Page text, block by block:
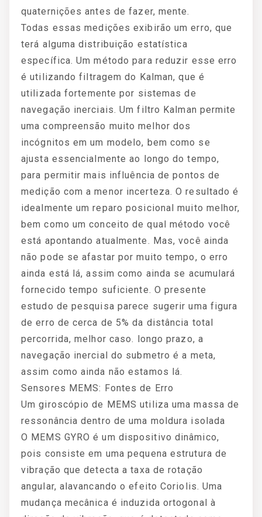
quaternições antes de fazer, mente.
Todas essas medições exibirão um erro, que
terá alguma distribuição estatística
específica. Um método para reduzir esse erro
é utilizando filtragem do Kalman, que é
utilizada fortemente por sistemas de
navegação inerciais. Um filtro Kalman permite
uma compreensão muito melhor dos
incógnitos em um modelo, bem como se
ajusta essencialmente ao longo do tempo,
para permitir mais influência de pontos de
medição com a menor incerteza. O resultado é
idealmente um reparo posicional muito melhor,
bem como um conceito de qual método você
está apontando atualmente. Mas, você ainda
não pode se afastar por muito tempo, o erro
ainda está lá, assim como ainda se acumulará
fornecido tempo suficiente. O presente
estudo de pesquisa parece sugerir uma figura
de erro de cerca de 5% da distância total
percorrida, melhor caso. longo prazo, a
navegação inercial do submetro é a meta,
assim como ainda não estamos lá.
Sensores MEMS: Fontes de Erro
Um giroscópio de MEMS utiliza uma massa de
ressonância dentro de uma moldura isolada
O MEMS GYRO é um dispositivo dinâmico,
pois consiste em uma pequena estrutura de
vibração que detecta a taxa de rotação
angular, alavancando o efeito Coriolis. Uma
mudança mecânica é induzida ortogonal à